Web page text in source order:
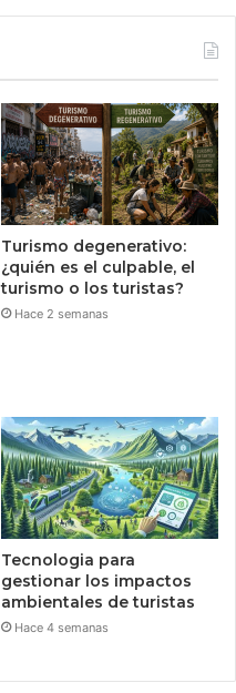
Turismo degenerativo:
¿quién es el culpable, el
turismo o los turistas?
Hace 2 semanas
Tecnologia para
gestionar los impactos
ambientales de turistas
Hace 4 semanas